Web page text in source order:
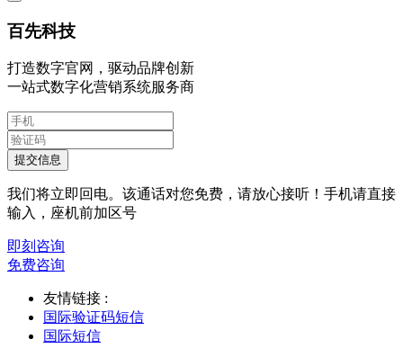
百先科技
打造数字官网，驱动品牌创新
一站式数字化营销系统服务商
提交信息
我们将立即回电。该通话对您免费，请放心接听！手机请直接
输入，座机前加区号
即刻咨询
免费咨询
友情链接 :
国际验证码短信
国际短信